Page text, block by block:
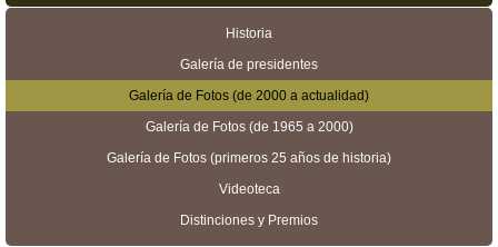
Historia
Galería de presidentes
Galería de Fotos (de 2000 a actualidad)
Galería de Fotos (de 1965 a 2000)
Galería de Fotos (primeros 25 años de historia)
Videoteca
Distinciones y Premios